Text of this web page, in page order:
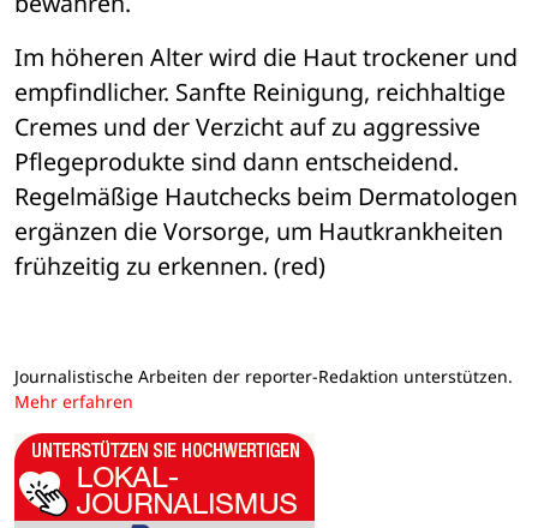
Im höheren Alter wird die Haut trockener und
empfindlicher. Sanfte Reinigung, reichhaltige
Cremes und der Verzicht auf zu aggressive
Pflegeprodukte sind dann entscheidend.
Regelmäßige Hautchecks beim Dermatologen
ergänzen die Vorsorge, um Hautkrankheiten
frühzeitig zu erkennen. (red)
Journalistische Arbeiten der reporter-Redaktion unterstützen.
Mehr erfahren